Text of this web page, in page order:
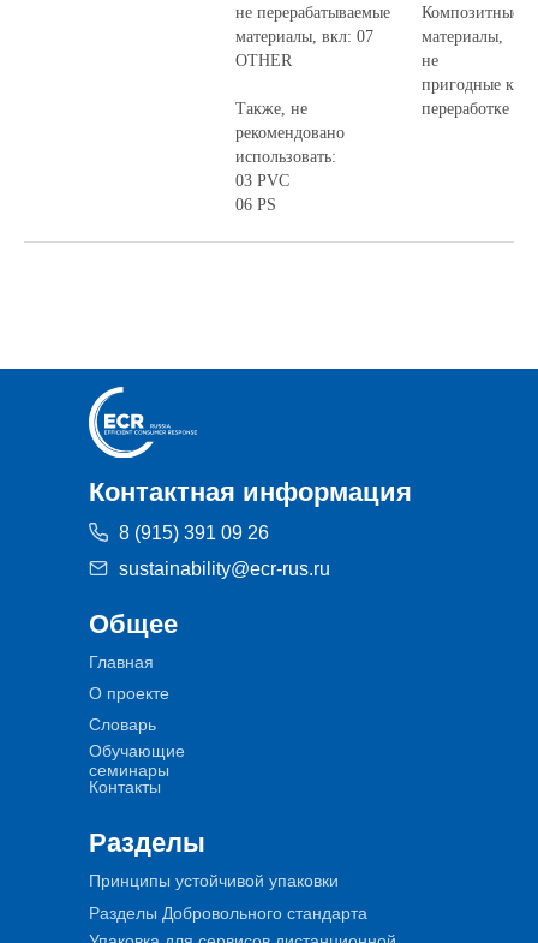
не перерабатываемые
материалы, вкл: 07
OTHER
Также, не
рекомендовано
использовать:
03 PVC
06 PS
Композитные
материалы,
не
пригодные к
переработке
Разделы
8 (915) 391 09 26
sustainability@ecr-rus.ru
Контактная информация
Главная
Принципы устойчивой упаковки
О проекте
Разделы Добровольного стандарта
Общее
Обучающие
семинары
Словарь
Контакты